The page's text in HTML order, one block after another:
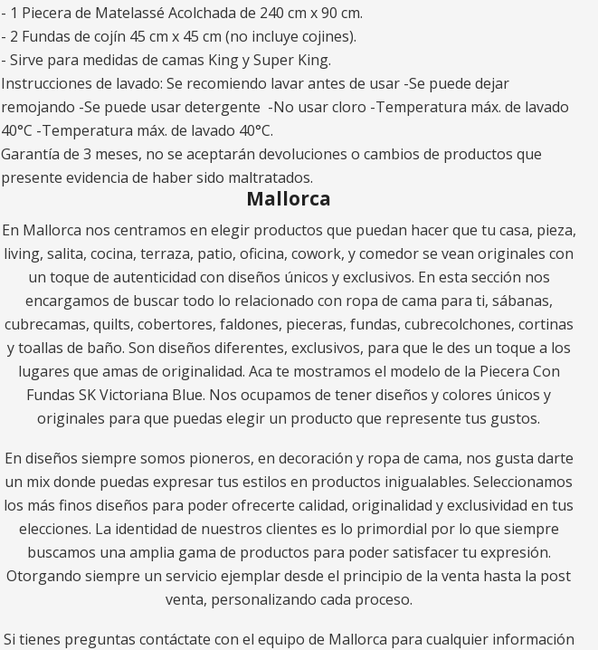
- 1 Piecera de Matelassé Acolchada de 240 cm x 90 cm.
- 2 Fundas de cojín 45 cm x 45 cm (no incluye cojines).
- Sirve para medidas de camas King y Super King.
Instrucciones de lavado: Se recomiendo lavar antes de usar -Se puede dejar
remojando -Se puede usar detergente -No usar cloro -Temperatura máx. de lavado
40°C -Temperatura máx. de lavado 40°C.
Garantía de 3 meses, no se aceptarán devoluciones o cambios de productos que
presente evidencia de haber sido maltratados.
Mallorca
En Mallorca nos centramos en elegir productos que puedan hacer que tu casa, pieza,
living, salita, cocina, terraza, patio, oficina, cowork, y comedor se vean originales con
un toque de autenticidad con diseños únicos y exclusivos. En esta sección nos
encargamos de buscar todo lo relacionado con ropa de cama para ti, sábanas,
cubrecamas, quilts, cobertores, faldones, pieceras, fundas, cubrecolchones, cortinas
y toallas de baño. Son diseños diferentes, exclusivos, para que le des un toque a los
lugares que amas de originalidad. Aca te mostramos el modelo de la Piecera Con
Fundas SK Victoriana Blue. Nos ocupamos de tener diseños y colores únicos y
originales para que puedas elegir un producto que represente tus gustos.
En diseños siempre somos pioneros, en decoración y ropa de cama, nos gusta darte
un mix donde puedas expresar tus estilos en productos inigualables. Seleccionamos
los más finos diseños para poder ofrecerte calidad, originalidad y exclusividad en tus
elecciones. La identidad de nuestros clientes es lo primordial por lo que siempre
buscamos una amplia gama de productos para poder satisfacer tu expresión.
Otorgando siempre un servicio ejemplar desde el principio de la venta hasta la post
venta, personalizando cada proceso.
Si tienes preguntas contáctate con el equipo de Mallorca para cualquier información